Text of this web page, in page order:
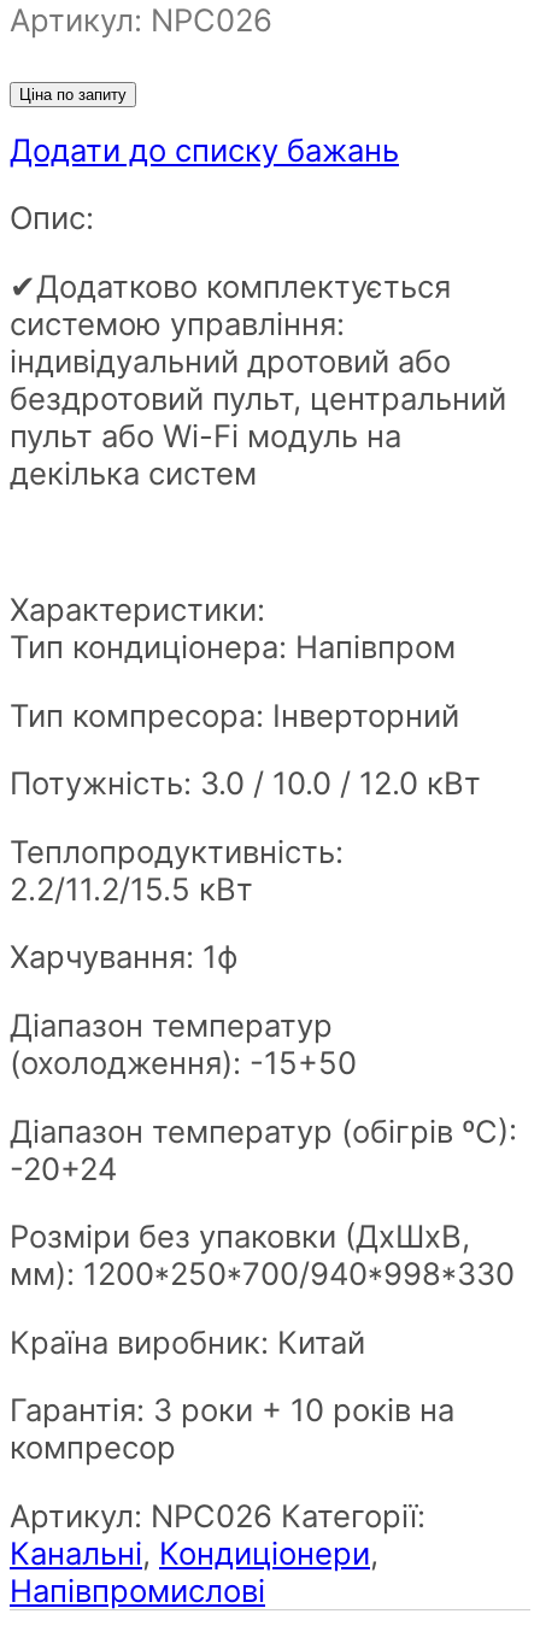
Артикул: NPС026
Ціна по запиту
Додати до списку бажань
Опис:
✔Додатково комплектується
системою управління:
індивідуальний дротовий або
бездротовий пульт, центральний
пульт або Wi-Fi модуль на
декілька систем
Характеристики:
Тип кондиціонера: Напівпром
Тип компресора: Інверторний
Потужність: 3.0 / 10.0 / 12.0 кВт
Теплопродуктивність:
2.2/11.2/15.5 кВт
Харчування: 1ф
Діапазон температур
(охолодження): -15+50
Діапазон температур (обігрів ºС):
-20+24
Розміри без упаковки (ДxШxВ,
мм): 1200*250*700/940*998*330
Країна виробник: Китай
Гарантія: 3 роки + 10 років на
компресор
Артикул: NPС026 Категорії:
Канальні, Кондиціонери,
Напівпромислові